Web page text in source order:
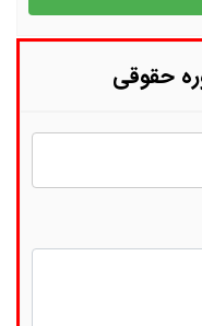
حقوقی